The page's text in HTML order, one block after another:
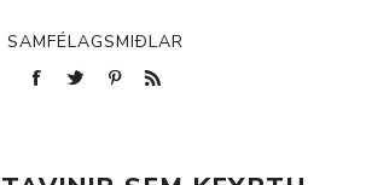
SAMFÉLAGSMIÐLAR